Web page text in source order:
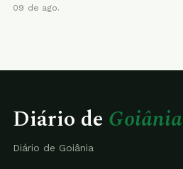
09 de ago.
Diário de Goiânia
Diário de Goiânia